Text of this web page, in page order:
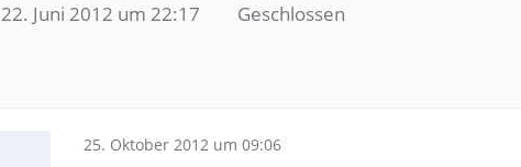
22. Juni 2012 um 22:17 Geschlossen
25. Oktober 2012 um 09:06